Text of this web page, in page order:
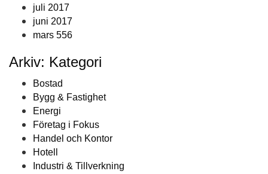
juli 2017
juni 2017
mars 556
Arkiv: Kategori
Bostad
Bygg & Fastighet
Energi
Företag i Fokus
Handel och Kontor
Hotell
Industri & Tillverkning